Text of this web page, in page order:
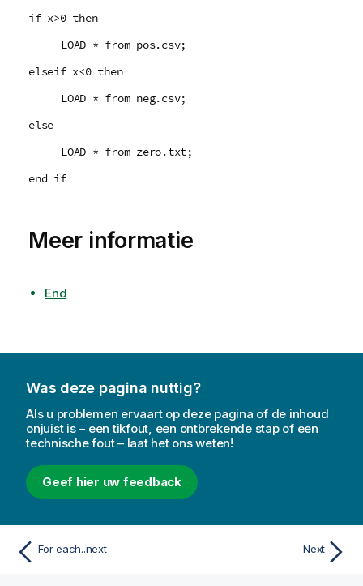
if x>0 then
LOAD * from pos.csv;
elseif x<0 then
LOAD * from neg.csv;
else
LOAD * from zero.txt;
end if
Meer informatie
End
Was deze pagina nuttig?
Als u problemen ervaart op deze pagina of de inhoud
onjuist is – een tikfout, een ontbrekende stap of een
technische fout – laat het ons weten!
Geef hier uw feedback
For each..next Next